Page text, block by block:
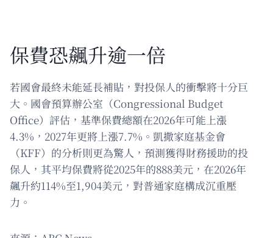
保費恐飆升逾一倍
若國會最終未能延長補貼，對投保人的衝擊將十分巨
大。國會預算辦公室（Congressional Budget
Office）評估，基準保費總額在2026年可能上漲
4.3%，2027年更將上漲7.7%。凱撒家庭基金會
（KFF）的分析則更為驚人，預測獲得財務援助的投
保人，其平均保費將從2025年的888美元，在2026年
飆升約114%至1,904美元，對普通家庭構成沉重壓
力。